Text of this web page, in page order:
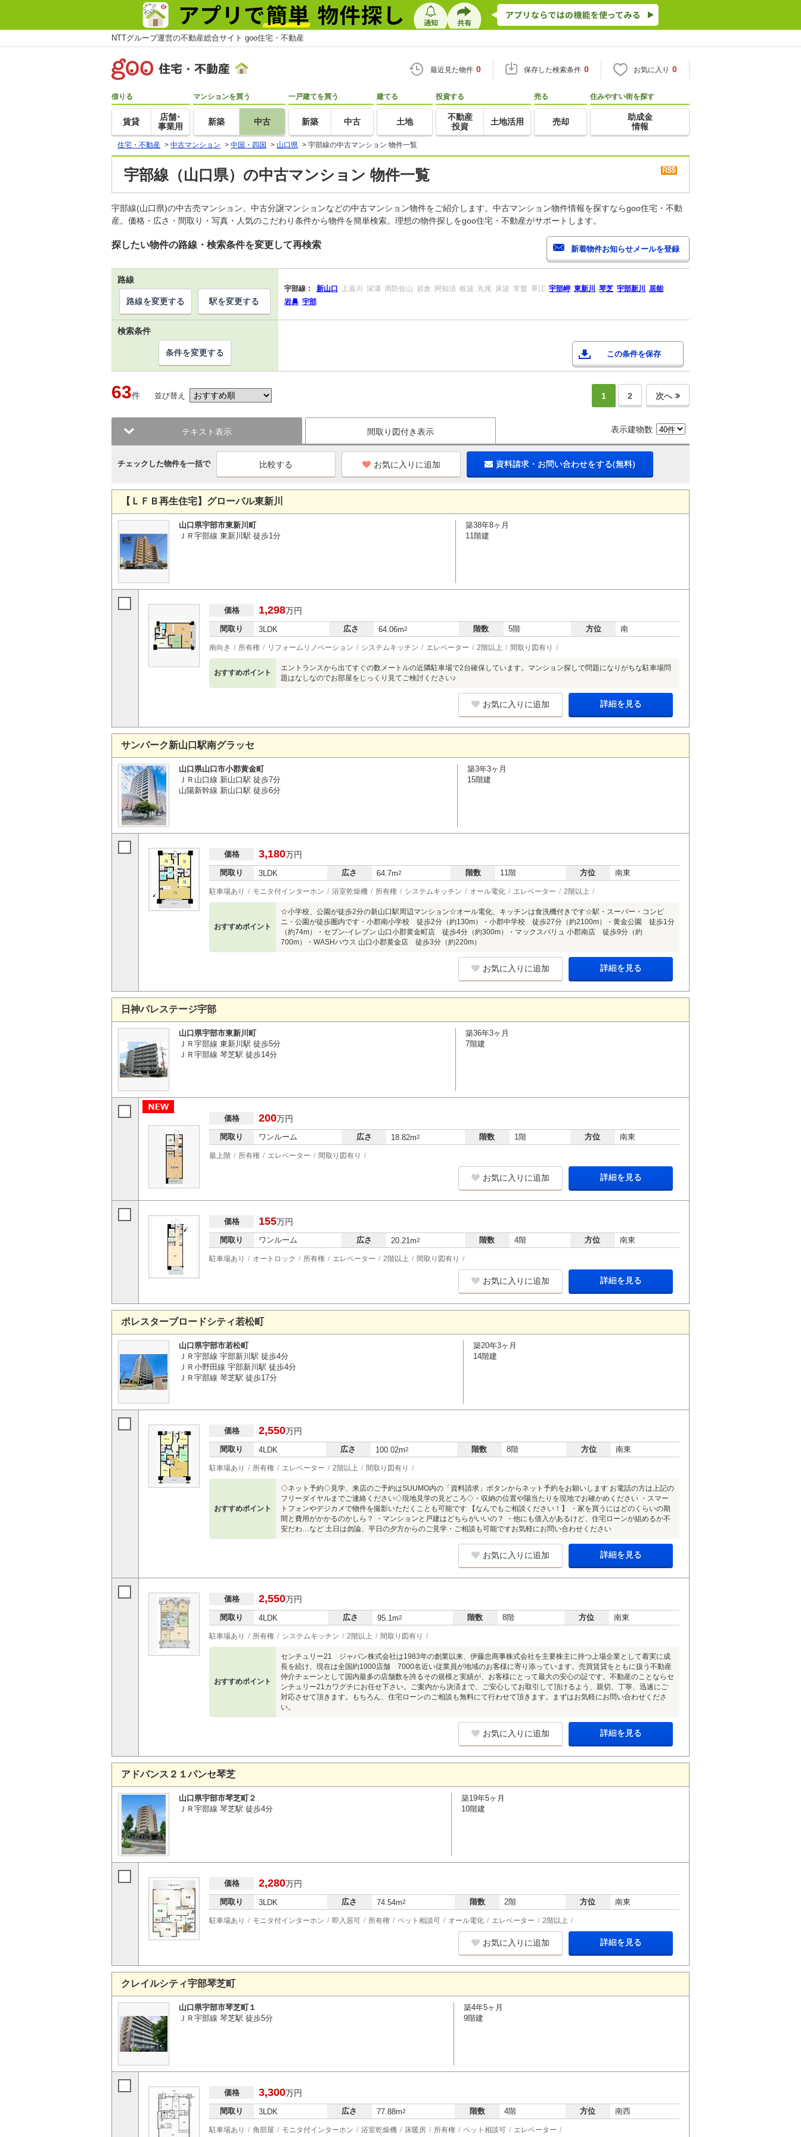
NTTグループ運営の不動産総合サイト goo住宅・不動産
最近見た物件 0 保存した検索条件 0 お気に入り 0
借りる
賃貸
店舗･
事業用
マンションを買う
新築 中古
一戸建てを買う
新築 中古
建てる
土地
投資する
不動産
投資
土地活用
売る
売却
住みやすい街を探す
助成金
情報
住宅・不動産 > 中古マンション > 中国・四国 > 山口県 > 宇部線の中古マンション 物件一覧
宇部線（山口県）の中古マンション 物件一覧
宇部線(山口県)の中古売マンション、中古分譲マンションなどの中古マンション物件をご紹介します。中古マンション物件情報を探すならgoo住宅・不動
産。価格・広さ・間取り・写真・人気のこだわり条件から物件を簡単検索。理想の物件探しをgoo住宅・不動産がサポートします。
探したい物件の路線・検索条件を変更して再検索
路線
宇部線： 新山口 上嘉川 深溝 周防佐山 岩倉 阿知須 岐波 丸尾 床波 常盤 草江 宇部岬 東新川 琴芝 宇部新川
居能
岩鼻 宇部
路線を変更する 駅を変更する
検索条件
この条件を保存
条件を変更する
63件 並び替え 1 2 次へ
テキスト表示 間取り図付き表示 表示建物数
チェックした物件を一括で お気に入りに追加 資料請求・お問い合わせをする(無料)
【ＬＦＢ再生住宅】グローバル東新川
山口県宇部市東新川町
ＪＲ宇部線 東新川駅 徒歩1分
築38年8ヶ月
11階建
価格 1,298万円
間取り 3LDK 広さ 64.06m2 階数 5階 方位 南
南向き 所有権 リフォームリノベーション システムキッチン エレベーター 2階以上 間取り図有り
おすすめポイント
エントランスから出てすぐの数メートルの近隣駐車場で2台確保しています。マンション探しで問題になりがちな駐車場問
題はなしなのでお部屋をじっくり見てご検討ください♪
お気に入りに追加 詳細を見る
サンパーク新山口駅南グラッセ
山口県山口市小郡黄金町
ＪＲ山口線 新山口駅 徒歩7分
山陽新幹線 新山口駅 徒歩6分
築3年3ヶ月
15階建
価格 3,180万円
間取り 3LDK 広さ 64.7m2 階数 11階 方位 南東
駐車場あり モニタ付インターホン 浴室乾燥機 所有権 システムキッチン オール電化 エレベーター 2階以上
おすすめポイント
☆小学校、公園が徒歩2分の新山口駅周辺マンション☆オール電化、キッチンは食洗機付きです☆駅・スーパー・コンビ
ニ・公園が徒歩圏内です・小郡南小学校 徒歩2分（約130m）・小郡中学校 徒歩27分（約2100m）・黄金公園 徒歩1分
（約74m）・セブン-イレブン 山口小郡黄金町店 徒歩4分（約300m）・マックスバリュ 小郡南店 徒歩9分（約
700m）・WASHハウス 山口小郡黄金店 徒歩3分（約220m）
お気に入りに追加 詳細を見る
日神パレステージ宇部
山口県宇部市東新川町
ＪＲ宇部線 東新川駅 徒歩5分
ＪＲ宇部線 琴芝駅 徒歩14分
築36年3ヶ月
7階建
価格 200万円
間取り ワンルーム 広さ 18.82m2 階数 1階 方位 南東
最上階 所有権 エレベーター 間取り図有り
お気に入りに追加 詳細を見る
価格 155万円
間取り ワンルーム 広さ 20.21m2 階数 4階 方位 南東
駐車場あり オートロック 所有権 エレベーター 2階以上 間取り図有り
お気に入りに追加 詳細を見る
ポレスターブロードシティ若松町
山口県宇部市若松町
ＪＲ宇部線 宇部新川駅 徒歩4分
ＪＲ小野田線 宇部新川駅 徒歩4分
ＪＲ宇部線 琴芝駅 徒歩17分
築20年3ヶ月
14階建
価格 2,550万円
間取り 4LDK 広さ 100.02m2 階数 8階 方位 南東
駐車場あり 所有権 エレベーター 2階以上 間取り図有り
おすすめポイント
◇ネット予約◇見学、来店のご予約はSUUMO内の「資料請求」ボタンからネット予約をお願いします お電話の方は上記の
フリーダイヤルまでご連絡ください◇現地見学の見どころ◇・収納の位置や陽当たりを現地でお確かめください ・スマー
トフォンやデジカメで物件を撮影いただくことも可能です 【なんでもご相談ください！】 ・家を買うにはどのくらいの期
間と費用がかかるのかしら？ ・マンションと戸建はどちらがいいの？ ・他にも借入があるけど、住宅ローンが組めるか不
安だわ…など 土日は勿論、平日の夕方からのご見学・ご相談も可能ですお気軽にお問い合わせください
お気に入りに追加 詳細を見る
価格 2,550万円
間取り 4LDK 広さ 95.1m2 階数 8階 方位 南東
駐車場あり 所有権 システムキッチン 2階以上 間取り図有り
おすすめポイント
センチュリー21 ジャパン株式会社は1983年の創業以来、伊藤忠商事株式会社を主要株主に持つ上場企業として着実に成
長を続け、現在は全国約1000店舗 7000名近い従業員が地域のお客様に寄り添っています。売買賃貸をともに扱う不動産
仲介チェーンとして国内最多の店舗数を誇るその規模と実績が、お客様にとって最大の安心の証です。不動産のことならセ
ンチュリー21カワグチにお任せ下さい。ご案内から決済まで、ご安心してお取引して頂けるよう、親切、丁寧、迅速にご
対応させて頂きます。もちろん、住宅ローンのご相談も無料にて行わせて頂きます。まずはお気軽にお問い合わせくださ
い。
お気に入りに追加 詳細を見る
アドバンス２１パンセ琴芝
山口県宇部市琴芝町２
ＪＲ宇部線 琴芝駅 徒歩4分
築19年5ヶ月
10階建
価格 2,280万円
間取り 3LDK 広さ 74.54m2 階数 2階 方位 南東
駐車場あり モニタ付インターホン 即入居可 所有権 ペット相談可 オール電化 エレベーター 2階以上
お気に入りに追加 詳細を見る
クレイルシティ宇部琴芝町
山口県宇部市琴芝町１
ＪＲ宇部線 琴芝駅 徒歩5分
築4年5ヶ月
9階建
価格 3,300万円
間取り 3LDK 広さ 77.88m2 階数 4階 方位 南西
駐車場あり 角部屋 モニタ付インターホン 浴室乾燥機 床暖房 所有権 ペット相談可 エレベーター